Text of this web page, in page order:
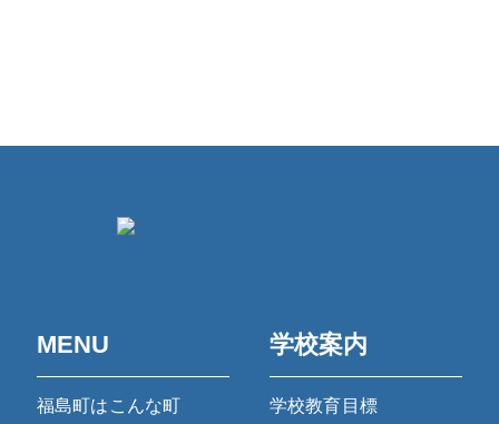
MENU
福島町はこんな町
学校案内
学校教育目標